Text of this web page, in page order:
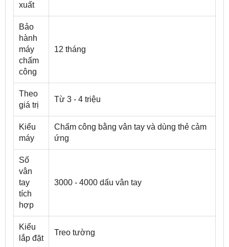
xuất
Bảo
hành
máy
chấm
công
12 tháng
Theo
giá trị
Từ 3 - 4 triệu
Kiểu
máy
Chấm công bằng vân tay và dùng thẻ cảm
ứng
Số
vân
tay
tích
hợp
3000 - 4000 dấu vân tay
Kiểu
lắp đặt
Treo tường